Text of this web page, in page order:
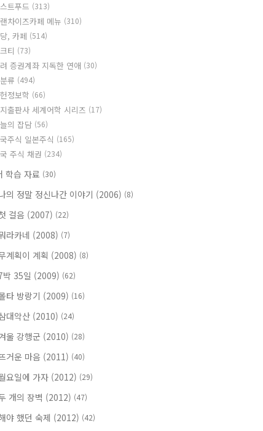
트푸드 (313)
차이즈카페 메뉴 (310)
, 카페 (514)
티 (73)
증권계좌 지독한 연애 (30)
류 (494)
정보학 (66)
출판사 세계어학 시리즈 (17)
의 잡담 (56)
주식 일본주식 (165)
주식 채권 (234)
학습 자료 (30)
의 정말 정신나간 이야기 (2006) (8)
걸음 (2007) (22)
라카네 (2008) (7)
계획이 계획 (2008) (8)
박 35일 (2009) (62)
타 방랑기 (2009) (16)
대악산 (2010) (24)
울 강행군 (2010) (28)
거운 마음 (2011) (40)
요일에 가자 (2012) (29)
개의 장벽 (2012) (47)
야 했던 숙제 (2012) (42)